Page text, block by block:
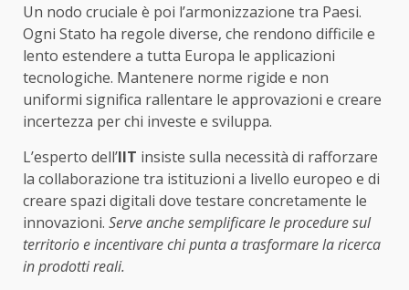
Un nodo cruciale è poi l’armonizzazione tra Paesi.
Ogni Stato ha regole diverse, che rendono difficile e
lento estendere a tutta Europa le applicazioni
tecnologiche. Mantenere norme rigide e non
uniformi significa rallentare le approvazioni e creare
incertezza per chi investe e sviluppa.
L’esperto dell’IIT insiste sulla necessità di rafforzare
la collaborazione tra istituzioni a livello europeo e di
creare spazi digitali dove testare concretamente le
innovazioni. Serve anche semplificare le procedure sul
territorio e incentivare chi punta a trasformare la ricerca
in prodotti reali.